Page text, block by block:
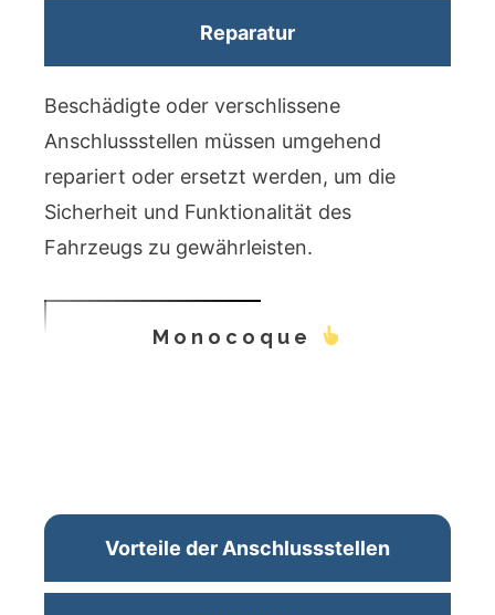
Reparatur
Beschädigte oder verschlissene
Anschlussstellen müssen umgehend
repariert oder ersetzt werden, um die
Sicherheit und Funktionalität des
Fahrzeugs zu gewährleisten.
Monocoque
Vorteile der Anschlussstellen